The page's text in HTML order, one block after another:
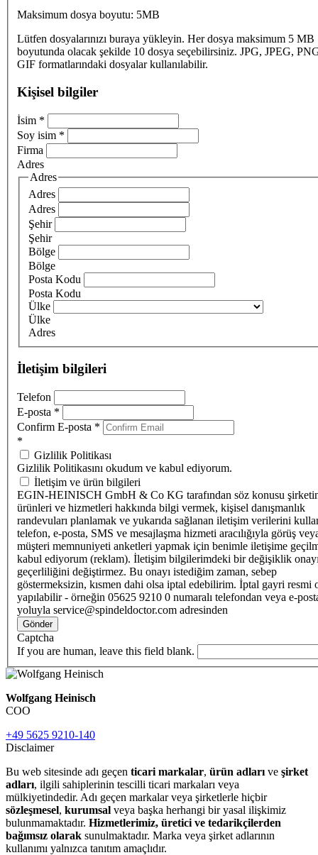
Maksimum dosya boyutu: 5MB
Lütfen dosyalarınızı buraya yükleyin. Her dosya maksimum 5 MB
boyutunda olacak şekilde 10 dosya seçebilirsiniz. JPG, JPEG,
GIF formatlarındaki dosyalar kullanılabilir.
Kişisel bilgiler
İsim *
Soy isim *
Firma
Adres
Adres
Adres
Adres
Şehir
Şehir
Bölge
Bölge
Posta Kodu
Posta Kodu
Ülke
Ülke
Adres
İletişim bilgileri
Telefon
E-posta *
Confirm E-posta *
*
Gizlilik Politikası
Gizlilik Politikasını okudum ve kabul ediyorum.
İletişim ve ürün bilgileri
EGIN-HEINISCH GmbH & Co KG tarafından söz konusu
ürünleri ve hizmetleri hakkında bilgi vermek, kişisel danışmanlık
randevuları planlamak ve yukarıda sağlanan iletişim verilerini
telefon, e-posta, SMS ve mesajlaşma hizmeti aracılığıyla görüş
müşteri memnuniyeti anketleri yapmak için benimle iletişime
kabul ediyorum (reklam). İletişim bilgilerimdeki bir değişiklik
geçerliliğini değiştirmez. Bu onayı istediğim zaman, sebep
göstermeksizin, kısmen dahi olsa iptal edebilirim. İptal gayri resmi
yapılabilir - örneğin 05625 9210 0 numaralı telefondan veya e-
yoluyla service@spindeldoctor.com adresinden
Gönder
Captcha
If you are human, leave this field blank.
Wolfgang Heinisch
COO
+49 5625 9210-140
Disclaimer
Bu web sitesinde adı geçen ticari markalar, ürün adları ve şirket
adları, ilgili sahiplerinin tescilli ticari markaları veya
mülkiyetindedir. Adı geçen markalar veya şirketlerle hiçbir
sözleşmesel, kurumsal veya başka herhangi bir yasal ilişkimiz
bulunmamaktadır. Hizmetlerimiz, üretici ve tedarikçilerden
bağımsız olarak sunulmaktadır. Marka veya şirket adlarının
kullanımı yalnızca tanıtım amaçlıdır.